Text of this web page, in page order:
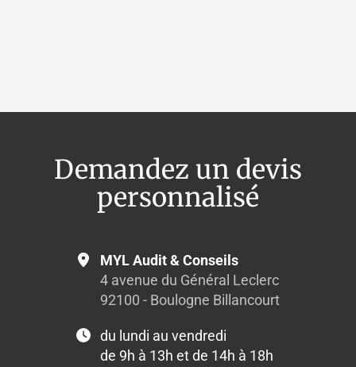
Demandez un devis
personnalisé
MYL Audit & Conseils
4 avenue du Général Leclerc
92100 - Boulogne Billancourt
du lundi au vendredi
de 9h à 13h et de 14h à 18h